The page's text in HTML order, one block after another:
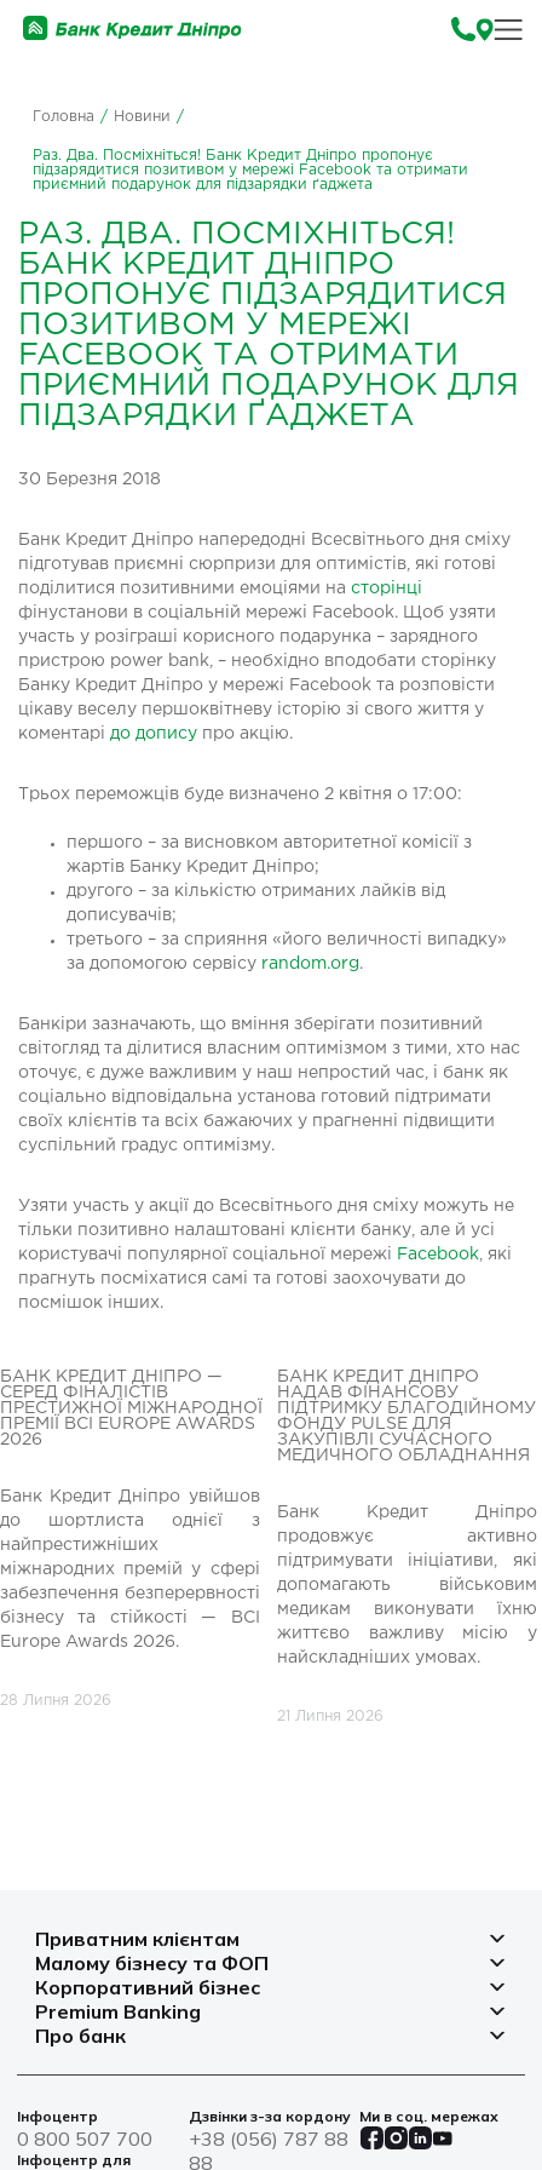
Головна / Новини /
Раз. Два. Посміхніться! Банк Кредит Дніпро пропонує
підзарядитися позитивом у мережі Facebook та отримати
приємний подарунок для підзарядки ґаджета
РАЗ. ДВА. ПОСМІХНІТЬСЯ!
БАНК КРЕДИТ ДНІПРО
ПРОПОНУЄ ПІДЗАРЯДИТИСЯ
ПОЗИТИВОМ У МЕРЕЖІ
FACEBOOK ТА ОТРИМАТИ
ПРИЄМНИЙ ПОДАРУНОК ДЛЯ
ПІДЗАРЯДКИ ҐАДЖЕТА
30 Березня 2018
Банк Кредит Дніпро напередодні Всесвітнього дня сміху
підготував приємні сюрпризи для оптимістів, які готові
поділитися позитивними емоціями на сторінці
фінустанови в соціальній мережі Facebook. Щоб узяти
участь у розіграші корисного подарунка – зарядного
пристрою power bank, – необхідно вподобати сторінку
Банку Кредит Дніпро у мережі Facebook та розповісти
цікаву веселу першоквітневу історію зі свого життя у
коментарі до допису про акцію.
Трьох переможців буде визначено 2 квітня о 17:00:
першого – за висновком авторитетної комісії з
жартів Банку Кредит Дніпро;
другого – за кількістю отриманих лайків від
дописувачів;
третього – за сприяння «його величності випадку»
за допомогою сервісу random.org.
Банкіри зазначають, що вміння зберігати позитивний
світогляд та ділитися власним оптимізмом з тими, хто нас
оточує, є дуже важливим у наш непростий час, і банк як
соціально відповідальна установа готовий підтримати
своїх клієнтів та всіх бажаючих у прагненні підвищити
суспільний градус оптимізму.
Узяти участь у акції до Всесвітнього дня сміху можуть не
тільки позитивно налаштовані клієнти банку, але й усі
користувачі популярної соціальної мережі Facebook , які
прагнуть посміхатися самі та готові заохочувати до
посмішок інших.
БАНК КРЕДИТ ДНІПРО —
СЕРЕД ФІНАЛІСТІВ
ПРЕСТИЖНОЇ МІЖНАРОДНОЇ
ПРЕМІЇ BCI EUROPE AWARDS
2026
Банк Кредит Дніпро увійшов
до шортлиста однієї з
найпрестижніших
міжнародних премій у сфері
забезпечення безперервності
бізнесу та стійкості — BCI
Europe Awards 2026.
28 Липня 2026
БАНК КРЕДИТ ДНІПРО
НАДАВ ФІНАНСОВУ
ПІДТРИМКУ БЛАГОДІЙНОМУ
ФОНДУ PULSE ДЛЯ
ЗАКУПІВЛІ СУЧАСНОГО
МЕДИЧНОГО ОБЛАДНАННЯ
Банк Кредит Дніпро
продовжує активно
підтримувати ініціативи, які
допомагають військовим
медикам виконувати їхню
життєво важливу місію у
найскладніших умовах.
21 Липня 2026
Приватним клієнтам
Депозити
Кредити
Платіжні картки
Платежі
Іпотека
Страхування
Малому бізнесу та ФОП
Рахунок для бізнесу
Фінансування
Овердрафт
Корпоративний бізнес
Рахунки і платежі
Депозити
Агробізнес
Цінні папери
Premium Banking
Депозити
Платіжні картки
Банківські сейфи
Військові облігації
Про банк
Новини
Інфоцентр
0 800 507 700
Інфоцентр для
Дзвінки з-за кордону
+38 (056) 787 88
88
Ми в соц. мережах